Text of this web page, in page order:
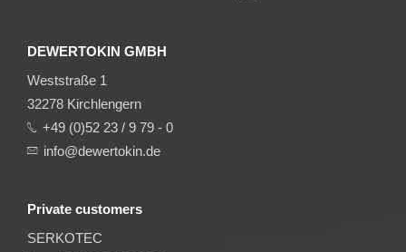
DEWERTOKIN GMBH
Weststraße 1
32278 Kirchlengern
+49 (0)52 23 / 9 79 - 0
info@dewertokin.de
Private customers
SERKOTEC